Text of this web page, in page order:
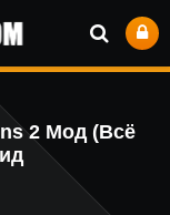
2 Мод (Всё